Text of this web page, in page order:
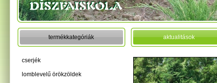
termékkategóriák
cserjék
lomblevelű örökzöldek
aktualitások